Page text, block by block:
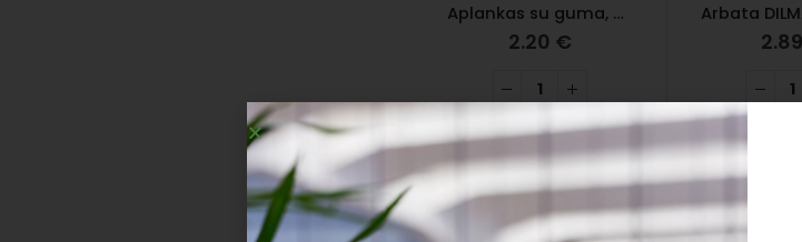
Aplankas su guma, A4, 3 atvartai
2.20 €
Į KREPŠELĮ
2.89